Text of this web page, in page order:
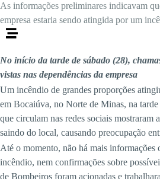
As informações preliminares indicavam
empresa estaria sendo atingida por um
No início da tarde de sábado (28),
vistas nas dependências da empresa
Um incêndio de grandes proporções
em Bocaiúva, no Norte de Minas, na
que circulam nas redes sociais mostraram
saindo do local, causando preocupação
Até o momento, não há mais informações
incêndio, nem confirmações sobre
de Bombeiros foram acionadas e